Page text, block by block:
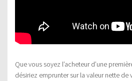
Que vous soyez l’acheteur d’une
désiriez emprunter sur la valeur nette